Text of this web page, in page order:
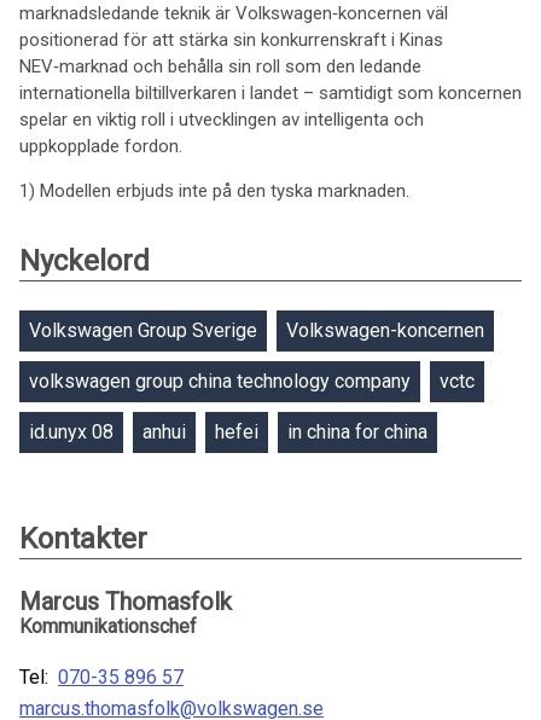
marknadsledande teknik är Volkswagen‑koncernen väl
positionerad för att stärka sin konkurrenskraft i Kinas
NEV‑marknad och behålla sin roll som den ledande
internationella biltillverkaren i landet – samtidigt som koncernen
spelar en viktig roll i utvecklingen av intelligenta och
uppkopplade fordon.
1) Modellen erbjuds inte på den tyska marknaden.
Nyckelord
Volkswagen Group Sverige Volkswagen-koncernen
volkswagen group china technology company vctc
id.unyx 08 anhui hefei in china for china
Kontakter
Marcus Thomasfolk
Kommunikationschef
Tel: 070-35 896 57
marcus.thomasfolk@volkswagen.se